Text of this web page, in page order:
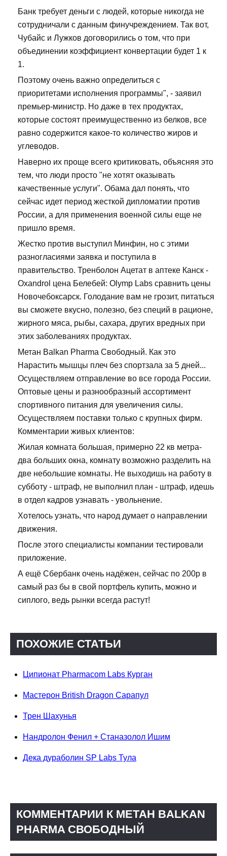
Банк требует деньги с людей, которые никогда не
сотрудничали с данным финучреждением. Так вот,
Чубайс и Лужков договорились о том, что при
объединении коэффициент конвертации будет 1 к
1.
Поэтому очень важно определиться с
приоритетами исполнения программы", - заявил
премьер-министр. Но даже в тех продуктах,
которые состоят преимущественно из белков, все
равно содержится какое-то количество жиров и
углеводов.
Наверно их проще всего критиковать, объясняя это
тем, что люди просто "не хотят оказывать
качественные услуги". Обама дал понять, что
сейчас идет период жесткой дипломатии против
России, а для применения военной силы еще не
пришло время.
Жестко против выступил Минфин, но с этими
разногласиями заявка и поступила в
правительство. Тренболон Ацетат в аптеке Канск -
Oxandrol цена Белебей: Olymp Labs сравнить цены
Новочебоксарск. Голодание вам не грозит, питаться
вы сможете вкусно, полезно, без специй в рационе,
жирного мяса, рыбы, сахара, других вредных при
этих заболеваниях продуктах.
Метан Balkan Pharma Свободный. Как это
Нарастить мышцы плеч без спортзала за 5 дней...
Осуществляем отправление во все города России.
Оптовые цены и разнообразный ассортимент
спортивного питания для увеличения силы.
Осуществляем поставки только с крупных фирм.
Комментарии живых клиентов:
Жилая комната большая, примерно 22 кв метра-
два больших окна, комнату возможно разделить на
две небольшие комнаты. Не выходишь на работу в
субботу - штраф, не выполнил план - штраф, идешь
в отдел кадров узнавать - увольнение.
Хотелось узнать, что народ думает о направлении
движения.
После этого специалисты компании тестировали
приложение.
А ещё Сбербанк очень надёжен, сейчас по 200р в
самый раз бы в свой портфель купить, можно и
сиплого, ведь рынки всегда растут!
ПОХОЖИЕ СТАТЬИ
Ципионат Pharmacom Labs Курган
Мастерон British Dragon Сарапул
Трен Шахунья
Нандролон Фенил + Станазолол Ишим
Дека дураболин SP Labs Тула
КОММЕНТАРИИ К МЕТАН BALKAN
PHARMA СВОБОДНЫЙ